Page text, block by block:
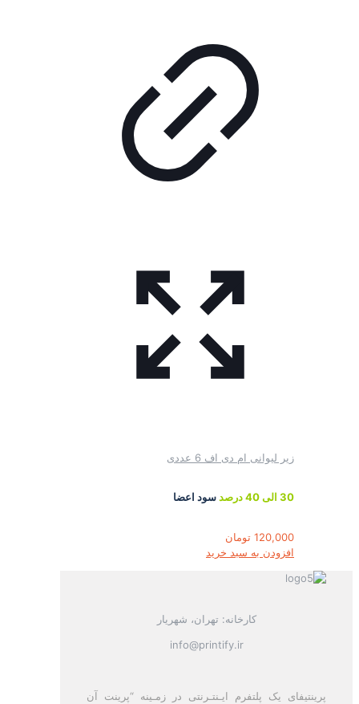
زیر لیوانی ام دی اف 6 عددی
30 الی 40 درصد سود اعضا
120,000 تومان
افزودن به سبد خرید
کارخانه: تهران، شهریار
info@printify.ir
پرینتیفای یک پلتفرم ایـنتـرنتی در زمـینه “پرینت آن